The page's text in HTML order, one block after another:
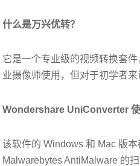
什么是万兴优转？
它是一个专业级的视频转换套
业摄像师使用，但对于初学者
Wondershare UniConverter 使
该软件的 Windows 和 Mac 版
Malwarebytes AntiMalware 的